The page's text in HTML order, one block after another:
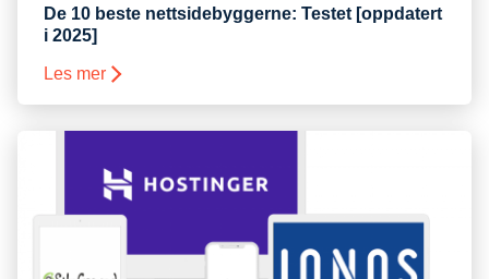
De 10 beste nettsidebyggerne: Testet [oppdatert
i 2025]
Les mer